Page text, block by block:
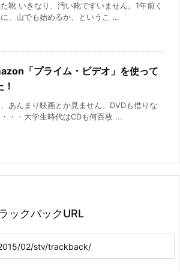
靴 いきなり、汚い靴ですいません。1年前く
、山でも始めるか、というこ ...
「プライム・ビデオ」を使って
あんまり映画とか見ません。DVDも借りな
・・大学生時代はCDも何百枚 ...
ックバックURL